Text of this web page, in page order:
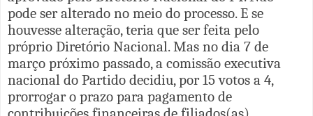
pode ser alterado no meio do processo. E se
houvesse alteração, teria que ser feita pelo
próprio Diretório Nacional. Mas no dia 7 de
março próximo passado, a comissão executiva
nacional do Partido decidiu, por 15 votos a 4,
prorrogar o prazo para pagamento de